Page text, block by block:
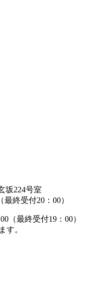
坂224号室
終受付20：00）
終受付19：00）
す。